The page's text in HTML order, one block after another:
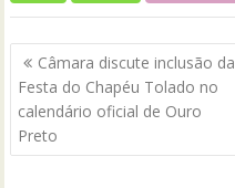
Navegação
de
Post
Câmara discute inclusão da
Festa do Chapéu Tolado no
calendário oficial de Ouro
Preto